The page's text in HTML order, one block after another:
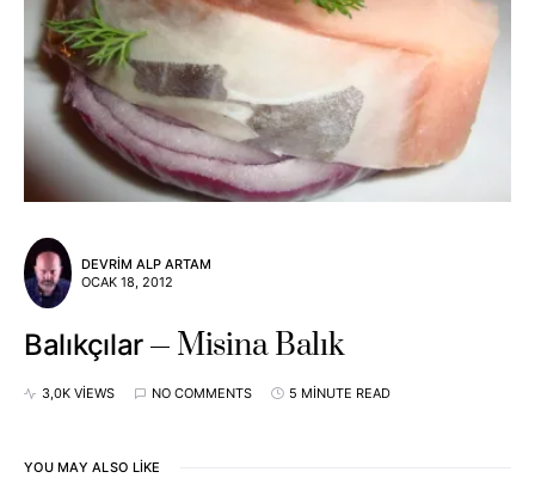
DEVRIM ALP ARTAM
OCAK 18, 2012
Balıkçılar Misina Balık
3,0K VIEWS NO COMMENTS 5 MINUTE READ
YOU MAY ALSO LIKE